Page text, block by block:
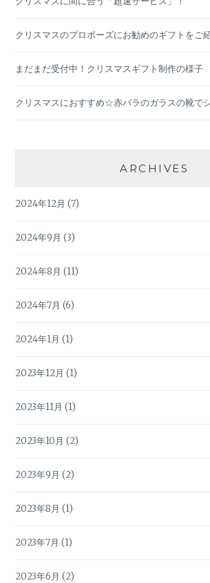
クリスマスのプロポーズにお勧めのギフトをご
まだまだ受付中！クリスマスギフト制作の様子
クリスマスにおすすめ☆赤バラのガラスの靴で
ARCHIVES
2024年12月 (7)
2024年9月 (3)
2024年8月 (11)
2024年7月 (6)
2024年1月 (1)
2023年12月 (1)
2023年11月 (1)
2023年10月 (2)
2023年9月 (2)
2023年8月 (1)
2023年7月 (1)
2023年6月 (2)